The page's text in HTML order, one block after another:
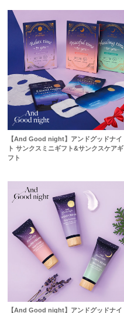
【And Good night】アンドグッドナイ
ト サンクスミニギフト&サンクスケアギ
フト
【And Good night】アンドグッドナイ